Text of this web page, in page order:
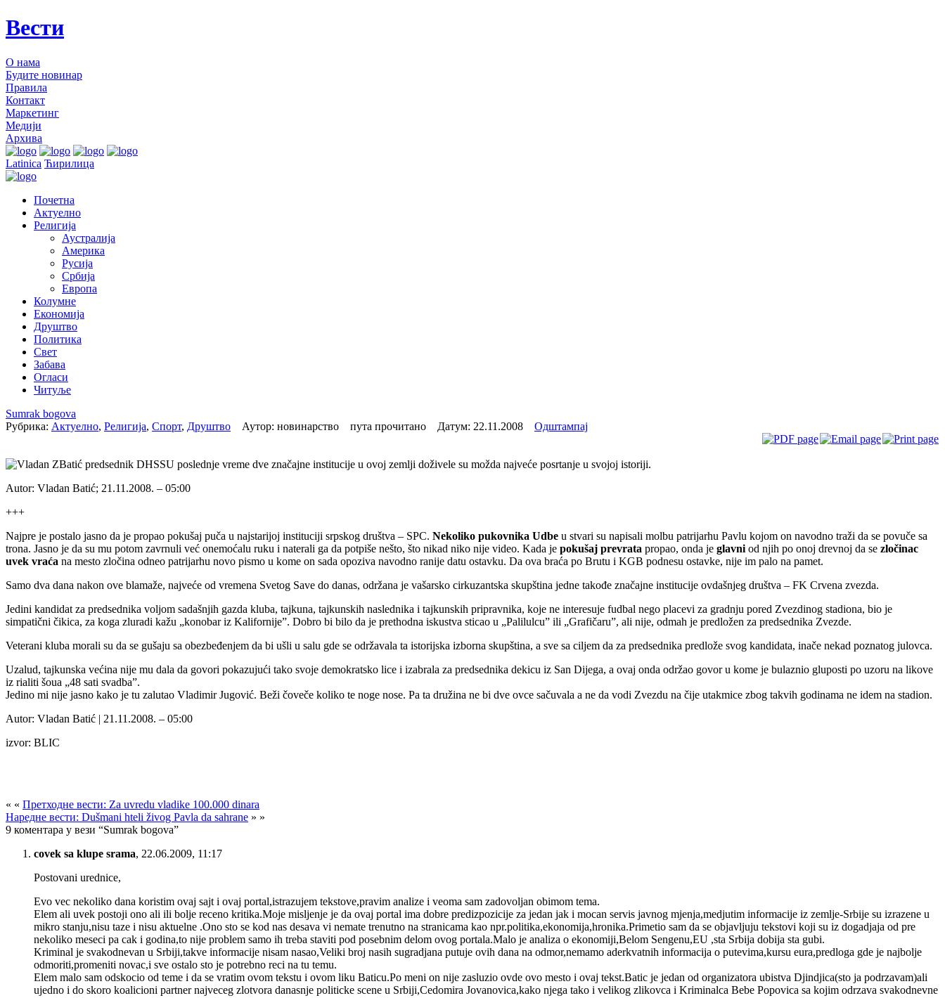
Вести
О нама
Будите новинар
Правила
Контакт
Маркетинг
Медији
Архива
Latinica Ћирилица
Почетна
Актуелно
Религија
Аустралија
Америка
Русија
Србија
Европа
Колумне
Економија
Друштво
Политика
Свет
Забава
Огласи
Читуље
Sumrak bogova
Рубрика: Актуелно, Религија, Спорт, Друштво Аутор: новинарство пута прочитано Датум: 22.11.2008 Одштампај
U poslednje vreme dve značajne institucije u ovoj zemlji doživele su možda najveće posrtanje u svojoj istoriji.
Autor: Vladan Batić; 21.11.2008. – 05:00
+++
Najpre je postalo jasno da je propao pokušaj puča u najstarijoj instituciji srpskog društva – SPC. Nekoliko pukovnika Udbe u stvari su napisali molbu patrijarhu Pavlu kojom on navodno traži da se povuče sa
trona. Jasno je da su mu potom zavrnuli već onemoćalu ruku i naterali ga da potpiše nešto, što nikad niko nije video. Kada je pokušaj prevrata propao, onda je glavni od njih po onoj drevnoj da se zločinac
uvek vraća na mesto zločina odneo patrijarhu novo pismo u kome on sada opoziva navodno ranije datu ostavku. Da ova braća po Brutu i KGB podnesu ostavke, nije im palo na pamet.
Samo dva dana nakon ove blamaže, najveće od vremena Svetog Save do danas, održana je vašarsko cirkuzantska skupština jedne takođe značajne institucije ovdašnjeg društva – FK Crvena zvezda.
Jedini kandidat za predsednika voljom sadašnjih gazda kluba, tajkuna, tajkunskih naslednika i tajkunskih pripravnika, koje ne interesuje fudbal nego placevi za gradnju pored Zvezdinog stadiona, bio je
simpatični čikica, za koga zluradi kažu „konobar iz Kalifornije”. Dobro bi bilo da je prethodna iskustva sticao u „Palilulcu” ili „Grafičaru”, ali nije, odmah je predložen za predsednika Zvezde.
Veterani kluba morali su da se gušaju sa obezbeđenjem da bi ušli u salu gde se održavala ta istorijska izborna skupština, a sve sa ciljem da za predsednika predlože svog kandidata, inače nekad poznatog julovca.
Uzalud, tajkunska većina nije mu dala da govori pokazujući tako svoje demokratsko lice i izabrala za predsednika dekicu iz San Dijega, a ovaj onda održao govor u kome je bulaznio gluposti po uzoru na likove
iz rialiti šoua „48 sati svadba”.
Jedino mi nije jasno kako je tu zalutao Vladimir Jugović. Beži čoveče koliko te noge nose. Pa ta družina ne bi dve ovce sačuvala a ne da vodi Zvezdu na čije utakmice zbog takvih godinama ne idem na stadion.
Autor: Vladan Batić | 21.11.2008. – 05:00
izvor: BLIC
« « Претходне вести: Za uvredu vladike 100.000 dinara
Наредне вести: Dušmani hteli živog Pavla da sahrane » »
9 коментара у вези “Sumrak bogova”
covek sa klupe srama, 22.06.2009, 11:17
Postovani urednice,
Evo vec nekoliko dana koristim ovaj sajt i ovaj portal,istrazujem tekstove,pravim analize i veoma sam zadovoljan obimom tema.
Elem ali uvek postoji ono ali ili bolje receno kritika.Moje misljenje je da ovaj portal ima dobre predizpozicije za jedan jak i mocan servis javnog mjenja,medjutim informacije iz zemlje-Srbije su izrazene u
mikro stanju,nisu taze i nisu aktuelne .Ono sto se kod nas desava vi nemate trenutno na stranicama kao npr.politika,ekonomija,hronika.Primetio sam da se objavljuju tekstovi koji su iz dogadjaja od pre
nekoliko meseci pa cak i godina,to nije problem samo ih treba staviti pod posebnim delom ovog portala.Malo je analiza o ekonomiji,Belom Sengenu,EU ,sta Srbija dobija sta gubi.
Kriminal je svakodnevan u Srbiji,takve informacije nisam nasao,Veliki broj nasih sugradjana putuje ovih dana na odmor,nemamo aderkvatnih informacija o putevima,kursu eura,predloga gde je najbolje
odmoriti,promeniti novac,i sve ostalo sto je potrebno reci na tu temu.
Elem malo sam odskocio od teme i da se vratim ovom tekstu i ovom liku Baticu.Po meni on nije zasluzio ovde ovo mesto i ovaj tekst.Batic je jedan od organizatora ubistva Djindjica(sto ja podrzavam)ali
ujedno i do skoro koalicioni partner najveceg zlotvora danasnje politicke scene u Srbiji,Cedomira Jovanovica,kako njega tako i velikog zlikovca i Kriminalca Bebe Popovica sa kojim odrzava svakodnevne